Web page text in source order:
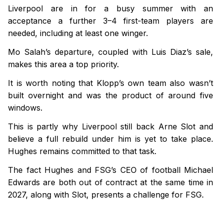
Liverpool are in for a busy summer with an
acceptance a further 3–4 first-team players are
needed, including at least one winger.
Mo Salah’s departure, coupled with Luis Diaz’s sale,
makes this area a top priority.
It is worth noting that Klopp’s own team also wasn’t
built overnight and was the product of around five
windows.
This is partly why Liverpool still back Arne Slot and
believe a full rebuild under him is yet to take place.
Hughes remains committed to that task.
The fact Hughes and FSG’s CEO of football Michael
Edwards are both out of contract at the same time in
2027, along with Slot, presents a challenge for FSG.